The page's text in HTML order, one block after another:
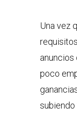
Una vez
anuncios
poco
subiendo